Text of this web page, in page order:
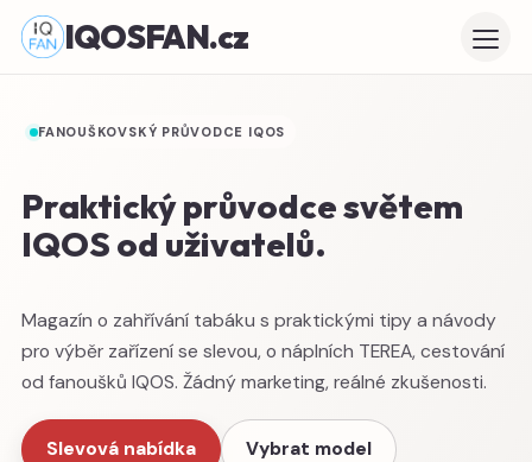
IQOSFAN.cz
FANOUŠKOVSKÝ PRŮVODCE IQOS
Praktický průvodce světem
IQOS od uživatelů.
Magazín o zahřívání tabáku s praktickými tipy a návody
pro výběr zařízení se slevou, o náplních TEREA, cestování
od fanoušků IQOS. Žádný marketing, reálné zkušenosti.
Slevová nabídka Vybrat model